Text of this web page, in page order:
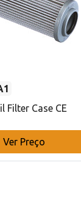
Filter Case CE
Ver Preço